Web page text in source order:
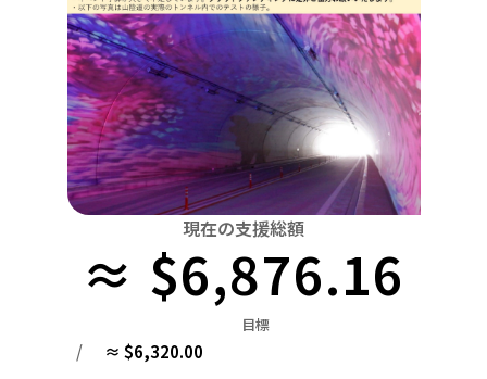
四国
九州・沖縄
茨城 栃木 群馬 埼玉 千葉 東京
新潟 富山 石川 福井 山梨 長野
三重 滋賀 京都 大阪 兵庫 奈良
鳥取 島根 岡山 広島
九州・沖縄
現在の支援総額
≈ $6,876.16
目標
/ ≈ $6,320.00